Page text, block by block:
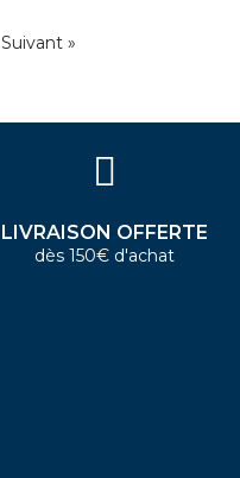
Suivant »
LIVRAISON OFFERTE
dès 150€ d'achat